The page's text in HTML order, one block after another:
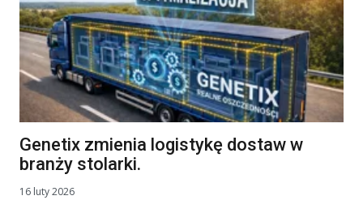
Genetix zmienia logistykę dostaw w
branży stolarki.
16 luty 2026